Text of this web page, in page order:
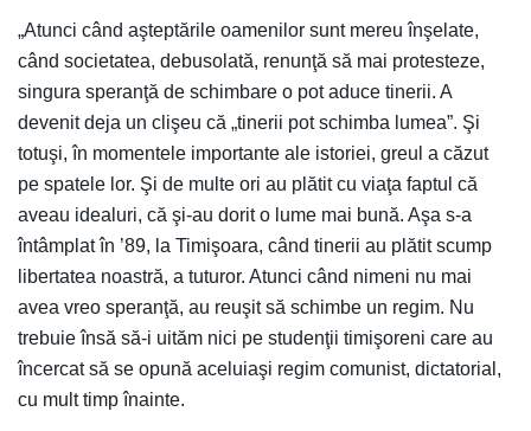
„Atunci când aşteptările oamenilor sunt mereu înşelate,
când societatea, debusolată, renunţă să mai protesteze,
singura speranţă de schimbare o pot aduce tinerii. A
devenit deja un clişeu că „tinerii pot schimba lumea”. Şi
totuşi, în momentele importante ale istoriei, greul a căzut
pe spatele lor. Şi de multe ori au plătit cu viaţa faptul că
aveau idealuri, că şi-au dorit o lume mai bună. Aşa s-a
întâmplat în ’89, la Timişoara, când tinerii au plătit scump
libertatea noastră, a tuturor. Atunci când nimeni nu mai
avea vreo speranţă, au reuşit să schimbe un regim. Nu
trebuie însă să-i uităm nici pe studenţii timişoreni care au
încercat să se opună aceluiaşi regim comunist, dictatorial,
cu mult timp înainte.